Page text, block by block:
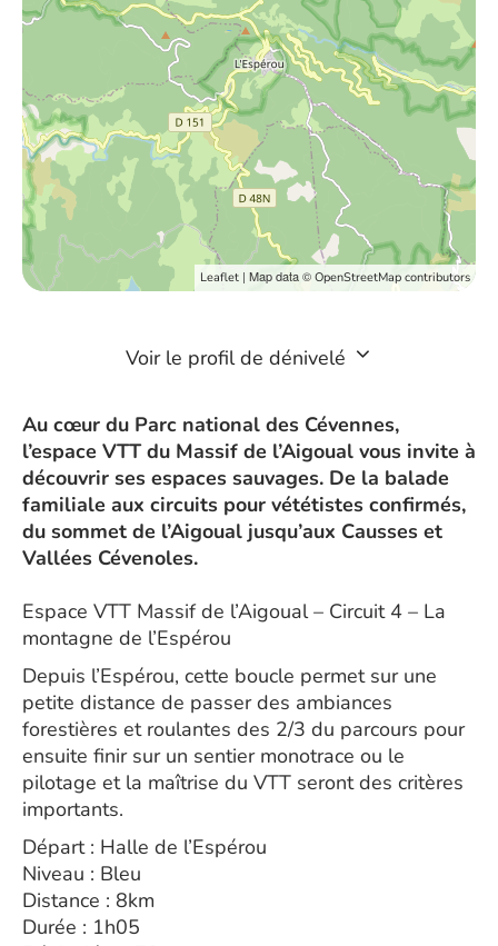
Leaflet | Map data © OpenStreetMap contributors
Voir le profil de dénivelé
Au cœur du Parc national des Cévennes,
l’espace VTT du Massif de l’Aigoual vous invite à
découvrir ses espaces sauvages. De la balade
familiale aux circuits pour vététistes confirmés,
du sommet de l’Aigoual jusqu’aux Causses et
Vallées Cévenoles.
Espace VTT Massif de l’Aigoual – Circuit 4 – La
montagne de l’Espérou
Depuis l’Espérou, cette boucle permet sur une
petite distance de passer des ambiances
forestières et roulantes des 2/3 du parcours pour
ensuite finir sur un sentier monotrace ou le
pilotage et la maîtrise du VTT seront des critères
importants.
Départ : Halle de l’Espérou
Niveau : Bleu
Distance : 8km
Durée : 1h05